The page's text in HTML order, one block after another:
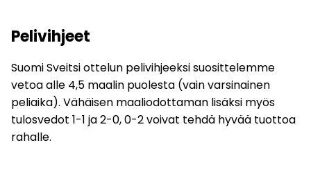
Pelivihjeet
Suomi Sveitsi ottelun pelivihjeeksi suosittelemme
vetoa alle 4,5 maalin puolesta (vain varsinainen
peliaika). Vähäisen maaliodottaman lisäksi myös
tulosvedot 1-1 ja 2-0, 0-2 voivat tehdä hyvää tuottoa
rahalle.